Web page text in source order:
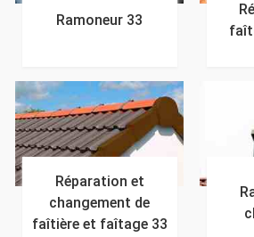
Ramoneur 33
Réparation et
changement de
faîtière et faîtage 33